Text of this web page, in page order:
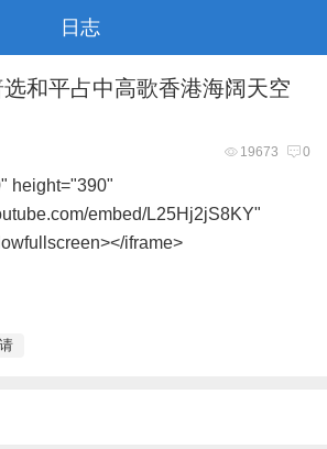
日志
选和平占中高歌香港海阔天空
19673 0
height="390"
embed/L25Hj2jS8KY"
iframe>